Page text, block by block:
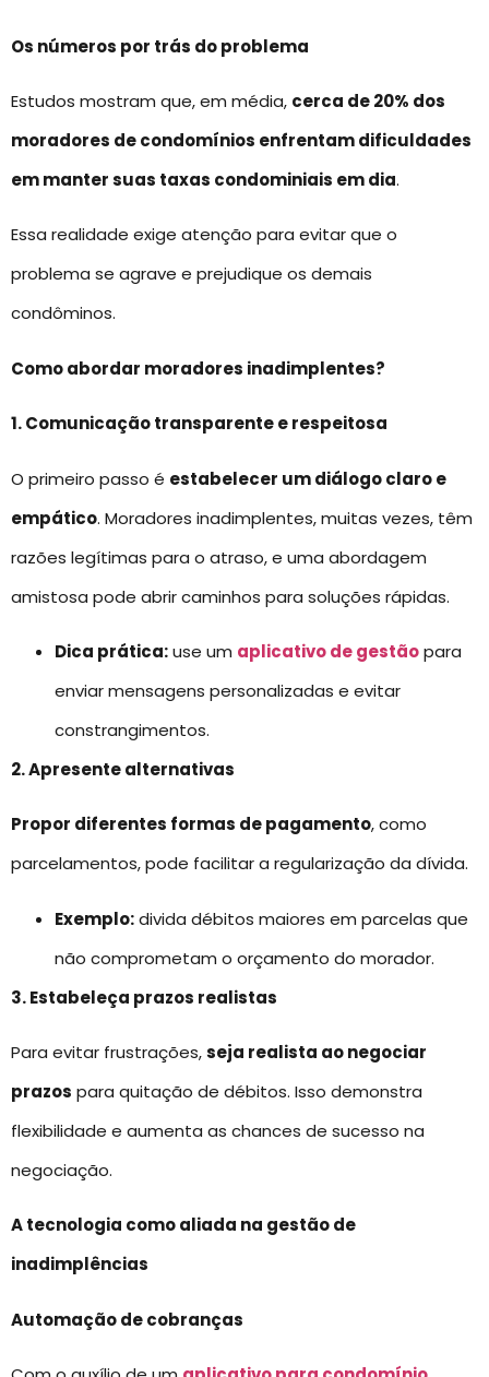
Os números por trás do problema
Estudos mostram que, em média, cerca de 20% dos
moradores de condomínios enfrentam dificuldades
em manter suas taxas condominiais em dia.
Essa realidade exige atenção para evitar que o
problema se agrave e prejudique os demais
condôminos.
Como abordar moradores inadimplentes?
1. Comunicação transparente e respeitosa
O primeiro passo é estabelecer um diálogo claro e
empático. Moradores inadimplentes, muitas vezes, têm
razões legítimas para o atraso, e uma abordagem
amistosa pode abrir caminhos para soluções rápidas.
Dica prática:use um aplicativo de gestãopara
enviar mensagens personalizadas e evitar
constrangimentos.
2. Apresente alternativas
Propor diferentes formas de pagamento, como
parcelamentos, pode facilitar a regularização da dívida.
Exemplo:divida débitos maiores em parcelas que
não comprometam o orçamento do morador.
3. Estabeleça prazos realistas
Para evitar frustrações,seja realista ao negociar
prazos para quitação de débitos. Isso demonstra
flexibilidade e aumenta as chances de sucesso na
negociação.
A tecnologia como aliada na gestão de
inadimplências
Automação de cobranças